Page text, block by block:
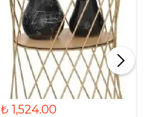
₺ 1,524.00